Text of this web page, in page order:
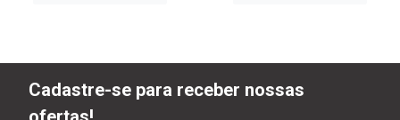
Cadastre-se para receber nossas